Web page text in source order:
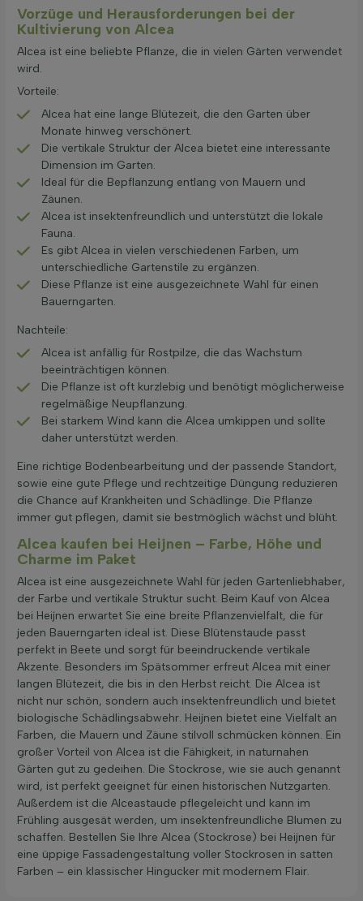
Vorzüge und Herausforderungen bei der
Kultivierung von Alcea
Alcea ist eine beliebte Pflanze, die in vielen Gärten verwendet
wird.
Vorteile:
Alcea hat eine lange Blütezeit, die den Garten über
Monate hinweg verschönert.
Die vertikale Struktur der Alcea bietet eine interessante
Dimension im Garten.
Ideal für die Bepflanzung entlang von Mauern und
Zäunen.
Alcea ist insektenfreundlich und unterstützt die lokale
Fauna.
Es gibt Alcea in vielen verschiedenen Farben, um
unterschiedliche Gartenstile zu ergänzen.
Diese Pflanze ist eine ausgezeichnete Wahl für einen
Bauerngarten.
Nachteile:
Alcea ist anfällig für Rostpilze, die das Wachstum
beeinträchtigen können.
Die Pflanze ist oft kurzlebig und benötigt möglicherweise
regelmäßige Neupflanzung.
Bei starkem Wind kann die Alcea umkippen und sollte
daher unterstützt werden.
Eine richtige Bodenbearbeitung und der passende Standort,
sowie eine gute Pflege und rechtzeitige Düngung reduzieren
die Chance auf Krankheiten und Schädlinge. Die Pflanze
immer gut pflegen, damit sie bestmöglich wächst und blüht.
Alcea kaufen bei Heijnen – Farbe, Höhe und
Charme im Paket
Alcea ist eine ausgezeichnete Wahl für jeden Gartenliebhaber,
der Farbe und vertikale Struktur sucht. Beim Kauf von Alcea
bei Heijnen erwartet Sie eine breite Pflanzenvielfalt, die für
jeden Bauerngarten ideal ist. Diese Blütenstaude passt
perfekt in Beete und sorgt für beeindruckende vertikale
Akzente. Besonders im Spätsommer erfreut Alcea mit einer
langen Blütezeit, die bis in den Herbst reicht. Die Alcea ist
nicht nur schön, sondern auch insektenfreundlich und bietet
biologische Schädlingsabwehr. Heijnen bietet eine Vielfalt an
Farben, die Mauern und Zäune stilvoll schmücken können. Ein
großer Vorteil von Alcea ist die Fähigkeit, in naturnahen
Gärten gut zu gedeihen. Die Stockrose, wie sie auch genannt
wird, ist perfekt geeignet für einen historischen Nutzgarten.
Außerdem ist die Alceastaude pflegeleicht und kann im
Frühling ausgesät werden, um insektenfreundliche Blumen zu
schaffen. Bestellen Sie Ihre Alcea (Stockrose) bei Heijnen für
eine üppige Fassadengestaltung voller Stockrosen in satten
Farben – ein klassischer Hingucker mit modernem Flair.